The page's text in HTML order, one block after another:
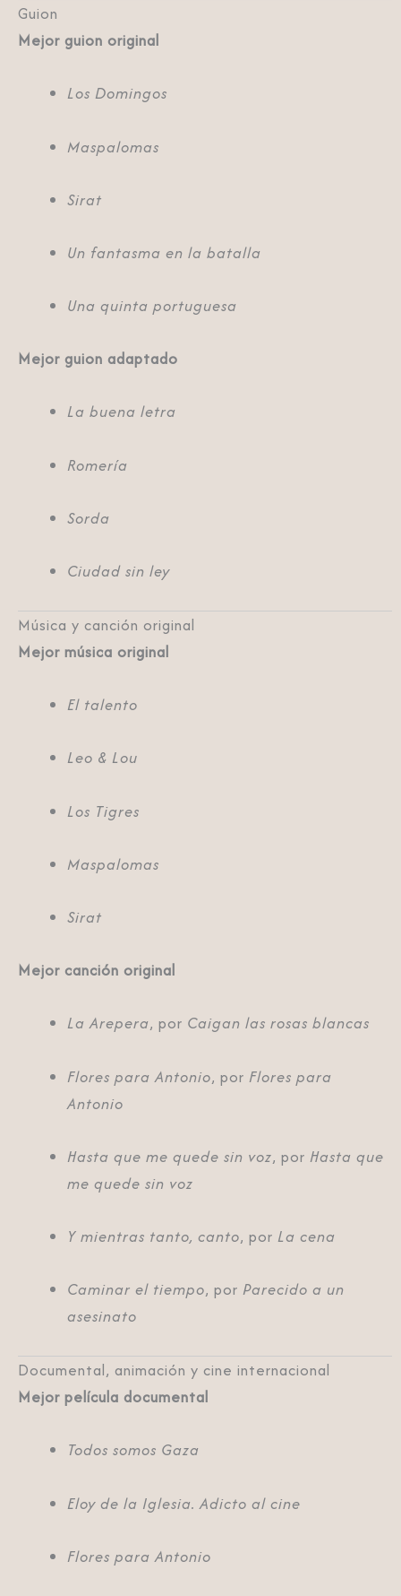
Guion
Mejor guion original
Los Domingos
Maspalomas
Sirat
Un fantasma en la batalla
Una quinta portuguesa
Mejor guion adaptado
La buena letra
Romería
Sorda
Ciudad sin ley
Música y canción original
Mejor música original
El talento
Leo & Lou
Los Tigres
Maspalomas
Sirat
Mejor canción original
La Arepera, por Caigan las rosas blancas
Flores para Antonio, por Flores para
Antonio
Hasta que me quede sin voz, por Hasta que
me quede sin voz
Y mientras tanto, canto, por La cena
Caminar el tiempo, por Parecido a un
asesinato
Documental, animación y cine internacional
Mejor película documental
Todos somos Gaza
Eloy de la Iglesia. Adicto al cine
Flores para Antonio